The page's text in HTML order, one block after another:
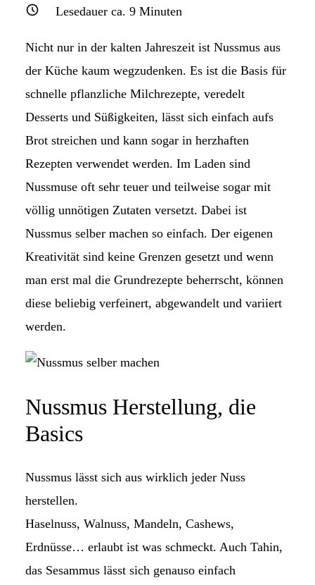
Lesedauer ca. 9Minuten
Nicht nur in der kalten Jahreszeit ist Nussmus aus
der Küche kaum wegzudenken. Es ist die Basis für
schnelle pflanzliche Milchrezepte, veredelt
Desserts und Süßigkeiten, lässt sich einfach aufs
Brot streichen und kann sogar in herzhaften
Rezepten verwendet werden. Im Laden sind
Nussmuse oft sehr teuer und teilweise sogar mit
völlig unnötigen Zutaten versetzt. Dabei ist
Nussmus selber machen so einfach. Der eigenen
Kreativität sind keine Grenzen gesetzt und wenn
man erst mal die Grundrezepte beherrscht, können
diese beliebig verfeinert, abgewandelt und variiert
werden.
Nussmus Herstellung, die
Basics
Nussmus lässt sich aus wirklich jeder Nuss
herstellen.
Haselnuss, Walnuss, Mandeln, Cashews,
Erdnüsse… erlaubt ist was schmeckt. Auch Tahin,
das Sesammus lässt sich genauso einfach